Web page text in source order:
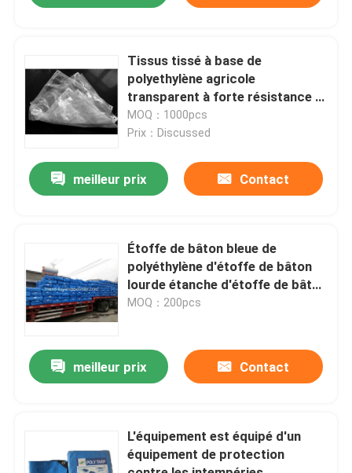
Produits
A propos de nous
Contrôle de la qualité
Demande de soumission
Russian website
Rideau de porte en treillis magnétique
Filet d'ombre de PE
Tissus tissé à base de
polyethylène agricole
transparent à forte résistance à
la déchirure 150N/50mm
MOQ：1000pcs
Prix：Discussed
meilleur prix Contact
Étoffe de bâton bleue de
polyéthylène d'étoffe de bâton
lourde étanche d'étoffe de bâton
extérieure en plastique toile de
MOQ：200pcs
meilleur prix Contact
L'équipement est équipé d'un
équipement de protection